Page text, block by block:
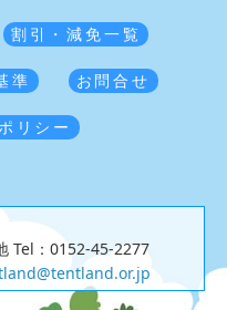
割引・減免一覧
準 お問合せ
リシー
Tel：0152-45-2277